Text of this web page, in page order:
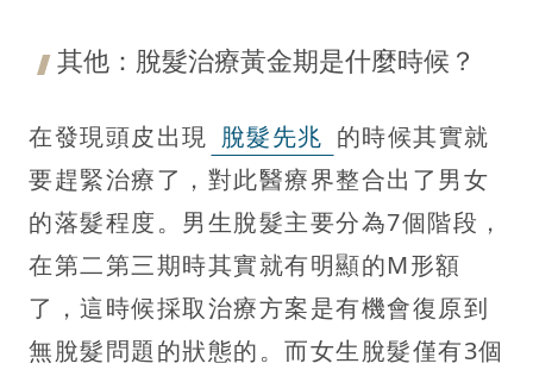
其他：脫髮治療黃金期是什麼時候？
在發現頭皮出現 脫髮先兆 的時候其實就
要趕緊治療了，對此醫療界整合出了男女
的落髮程度。男生脫髮主要分為7個階段，
在第二第三期時其實就有明顯的M形額
了，這時候採取治療方案是有機會復原到
無脫髮問題的狀態的。而女生脫髮僅有3個